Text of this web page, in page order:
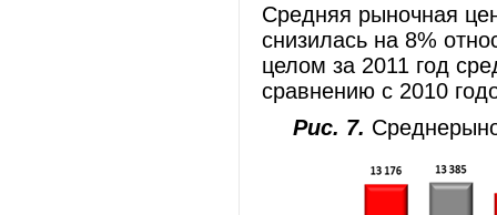
Средняя рыночная
снизилась на 8%
целом за 2011 год
сравнению с 2010
Рис. 7.